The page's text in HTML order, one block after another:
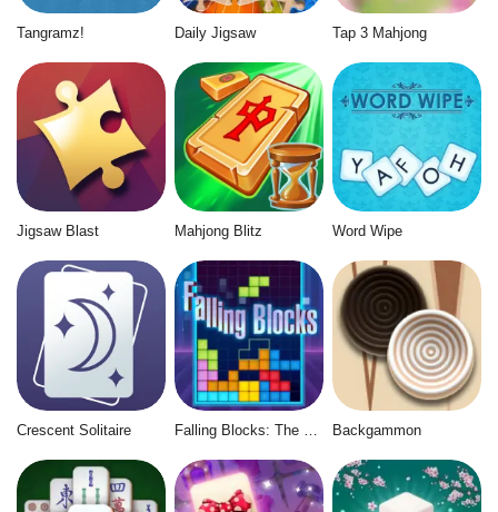
Tangramz! Daily Jigsaw Tap 3 Mahjong
Jigsaw Blast Mahjong Blitz Word Wipe
Crescent Solitaire Backgammon